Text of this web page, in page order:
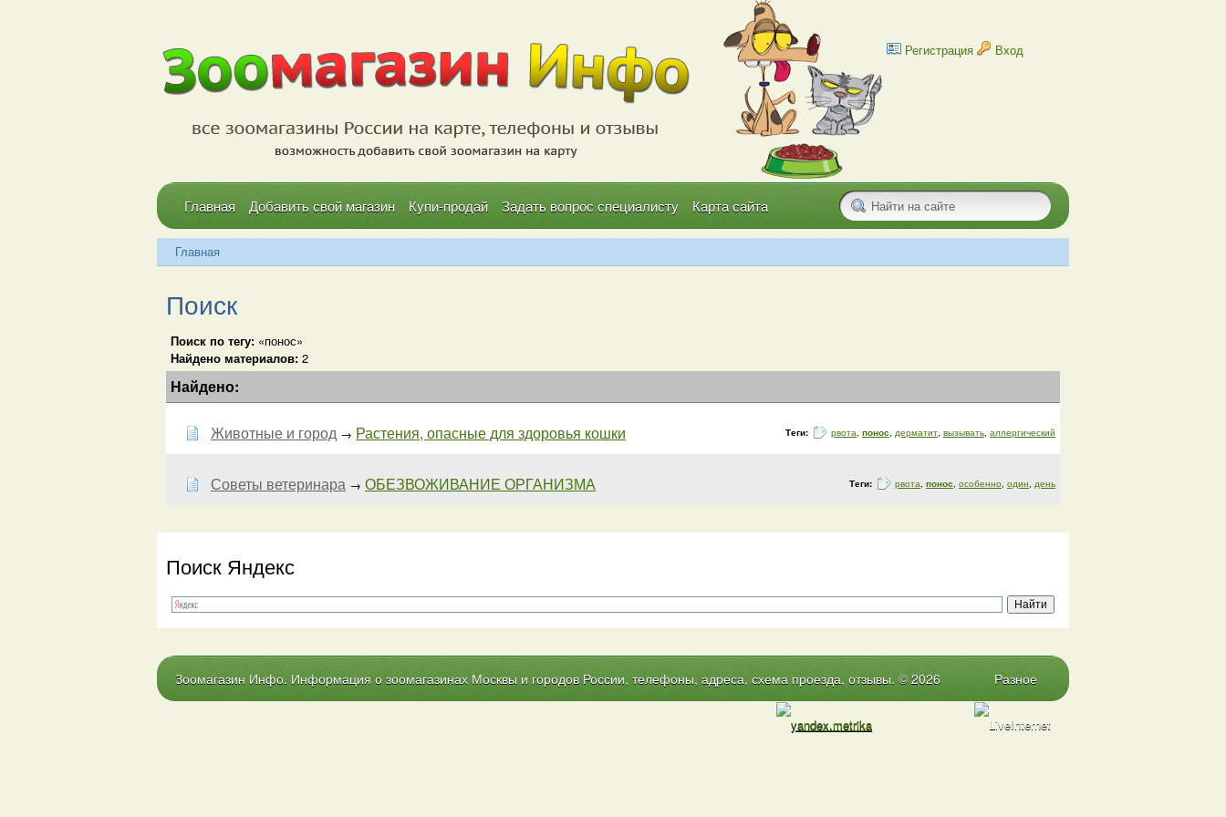
Регистрация Вход
Главная Добавить свой магазин Купи-продай Задать вопрос специалисту Карта сайта
Главная
Поиск
Поиск по тегу: «понос»
Найдено материалов: 2
Найдено:
Животные и город → Растения, опасные для здоровья кошки Теги: рвота, понос, дерматит, вызывать, аллергический
Советы ветеринара → ОБЕЗВОЖИВАНИЕ ОРГАНИЗМА Теги: рвота, понос, особенно, один, день
Поиск Яндекс
Зоомагазин Инфо. Информация о зоомагазинах Москвы и городов России, телефоны, адреса, схема проезда, отзывы. © 2026 Разное